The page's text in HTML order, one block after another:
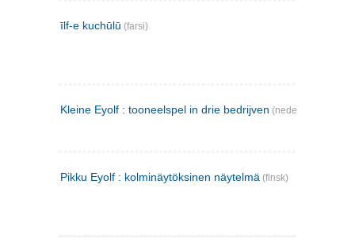
īlf-e kuchūlū (farsi)
Kleine Eyolf : tooneelspel in drie bedrijven (nederlandsk)
Pikku Eyolf : kolminäytöksinen näytelmä (finsk)